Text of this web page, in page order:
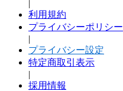
|
利用規約
プライバシーポリシー
|
プライバシー設定
特定商取引表示
|
採用情報